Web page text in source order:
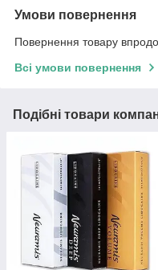
Умови повернення
Повернення товару
Всі умови повернення
Подібні товари